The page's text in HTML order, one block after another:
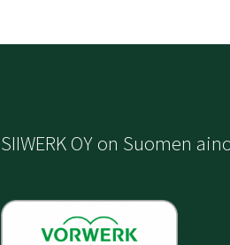
SIIWERK OY on Suomen